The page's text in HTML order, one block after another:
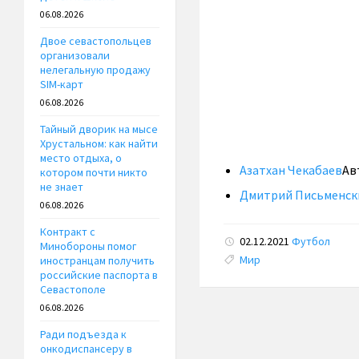
Азатхан Чекабаев
Дмитрий
02.12.2021 Футбол
Tags:
Мир
06.08.2026
Двое севастопольцев
организовали
нелегальную продажу
SIM-карт
06.08.2026
Тайный дворик на мысе
Хрустальном: как найти
место отдыха, о
котором почти никто
не знает
06.08.2026
Контракт с
Минобороны помог
иностранцам получить
российские паспорта в
Севастополе
06.08.2026
Ради подъезда к
онкодиспансеру в